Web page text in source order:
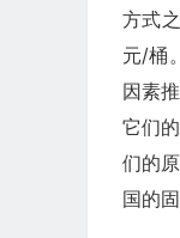
方式
元/桶
因素
它们
们的
国的